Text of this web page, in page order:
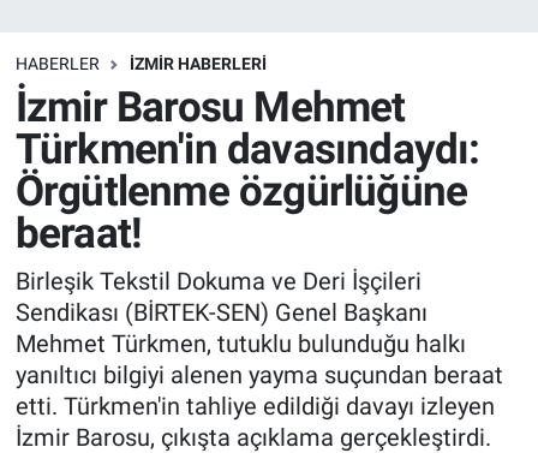
HABERLER İZMİR HABERLERİ
İzmir Barosu Mehmet
Türkmen'in davasındaydı:
Örgütlenme özgürlüğüne
beraat!
Birleşik Tekstil Dokuma ve Deri İşçileri
Sendikası (BİRTEK-SEN) Genel Başkanı
Mehmet Türkmen, tutuklu bulunduğu halkı
yanıltıcı bilgiyi alenen yayma suçundan beraat
etti. Türkmen'in tahliye edildiği davayı izleyen
İzmir Barosu, çıkışta açıklama gerçekleştirdi.